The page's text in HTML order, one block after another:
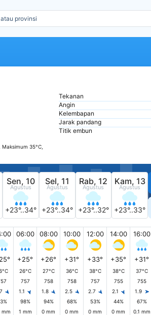
35°C,
Tekanan
Angin
Kelembapan
Jarak pandang
Titik embun
Sen, 10
Agustus
+23°..34°
Sel, 11
Agustus
+23°..34°
Rab, 12
Agustus
+23°..32°
Kam, 13
Agustus
+23°..33°
06:00 08:00 10:00 12:00 14:00 16:00
+25° +26° +31° +33° +35° +31°
26°C 27°C 36°C 38°C 38°C 37°C
757 758 758 757 755 755
1.1 1.8 2.5 2.7 2.1 1.9
98% 94% 68% 53% 44% 67%
mm 1 mm 0 mm 0 mm 0 mm 0 mm 0.1 mm